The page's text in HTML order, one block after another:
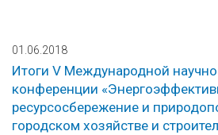
01.06.2018
Итоги V Международной
конференции
ресурсосбережение и
городском хозяйстве и